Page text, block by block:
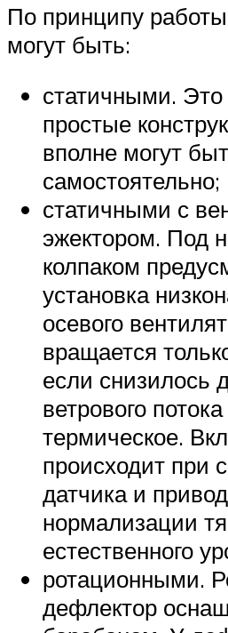
По принципу
могут быть:
статичными.
простые
вполне могут
самостоятельно;
статичными с
эжектором. Под
колпаком
установка
осевого
вращается
если снизилось
ветрового
термическое.
происходит при
датчика и
нормализации
естественного
ротационными.
дефлектор